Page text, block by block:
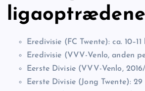
Eredivisie (FC Twente): ca. 10–11
Eredivisie (VVV-Venlo, anden
Eerste Divisie (VVV-Venlo,
Eerste Divisie (Jong Twente): 29